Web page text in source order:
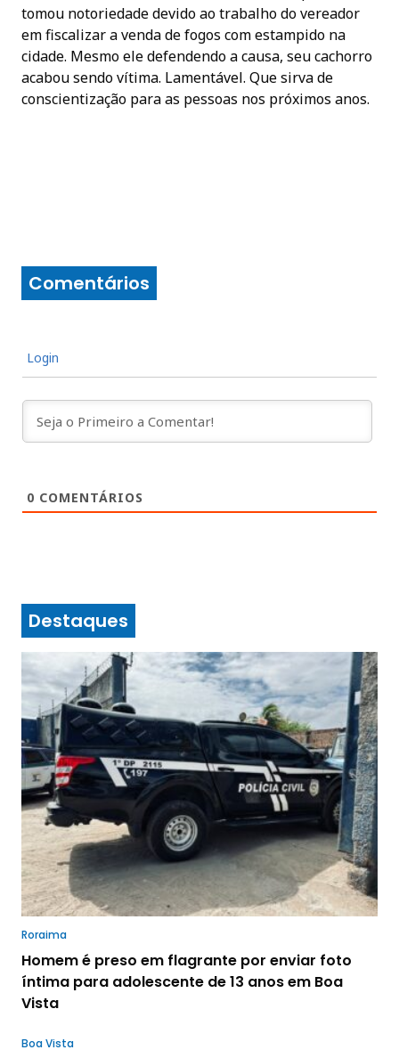
tomou notoriedade devido ao trabalho do vereador
em fiscalizar a venda de fogos com estampido na
cidade. Mesmo ele defendendo a causa, seu cachorro
acabou sendo vítima. Lamentável. Que sirva de
conscientização para as pessoas nos próximos anos.
Comentários
Login
0 COMENTÁRIOS
Destaques
Roraima
Homem é preso em flagrante por enviar foto
íntima para adolescente de 13 anos em Boa
Vista
Boa Vista